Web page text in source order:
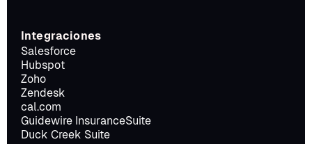
Integraciones
Salesforce
Hubspot
Zoho
Zendesk
cal.com
Guidewire InsuranceSuite
Duck Creek Suite